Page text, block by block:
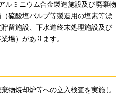
アルミニウム合金製造施設及び廃棄物
硫酸塩パルプ等製造用の塩素等漂
留施設、下水道終末処理施設及び
場）があります。
物焼却炉等への立入検査を実施し